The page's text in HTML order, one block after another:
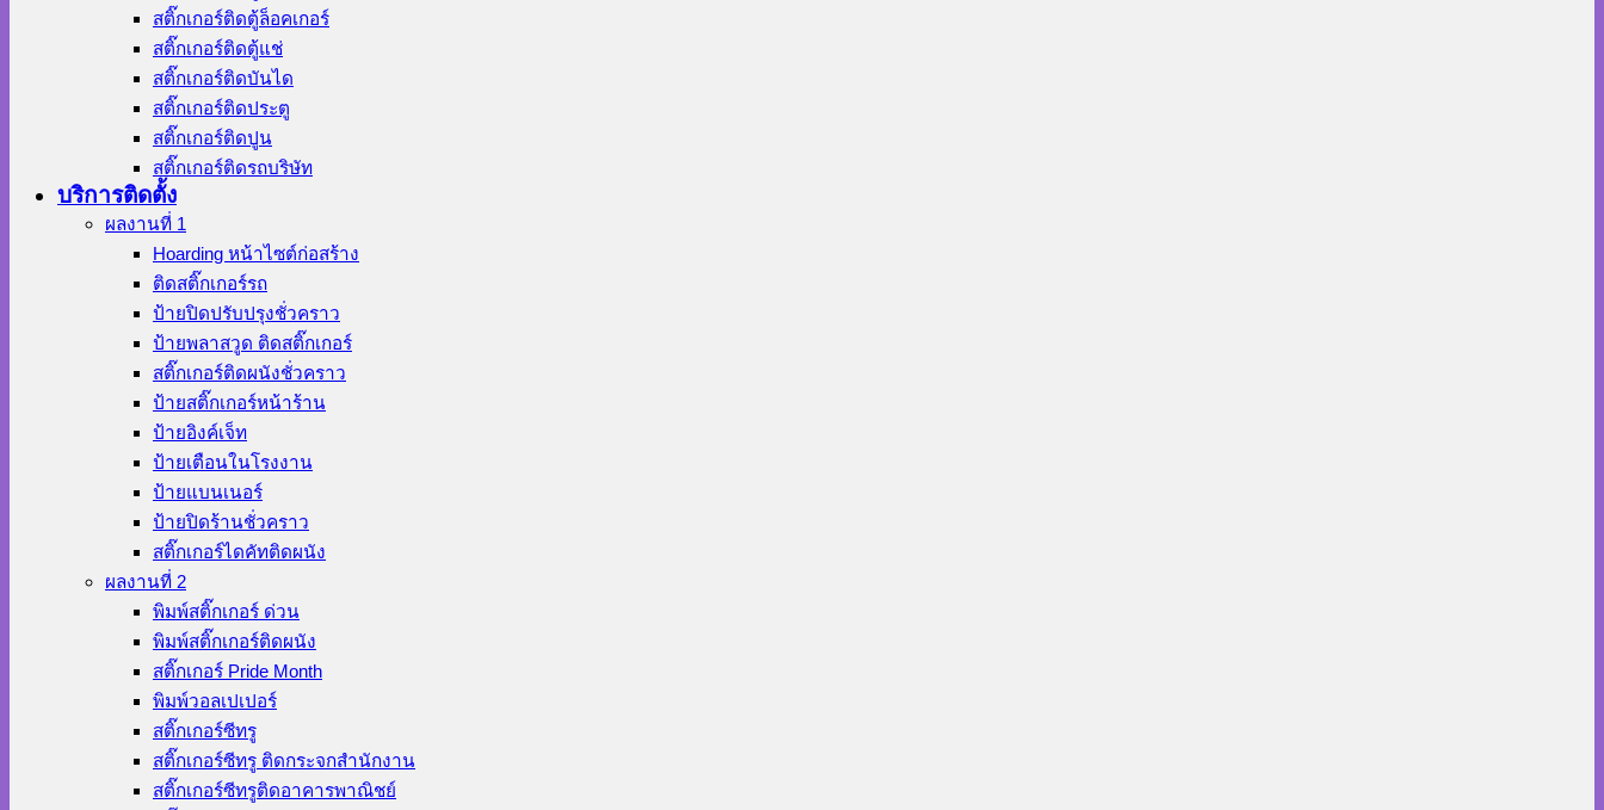
สติ๊กเกอร์ติดตู้ล็อคเกอร์
สติ๊กเกอร์ติดตู้แช่
สติ๊กเกอร์ติดบันได
สติ๊กเกอร์ติดประตู
สติ๊กเกอร์ติดปูน
สติ๊กเกอร์ติดรถบริษัท
บริการติดตั้ง
ผลงานที่ 1
Hoarding หน้าไซต์ก่อสร้าง
ติดสติ๊กเกอร์รถ
ป้ายปิดปรับปรุงชั่วคราว
ป้ายพลาสวูด ติดสติ๊กเกอร์
สติ๊กเกอร์ติดผนังชั่วคราว
ป้ายสติ๊กเกอร์หน้าร้าน
ป้ายอิงค์เจ็ท
ป้ายเตือนในโรงงาน
ป้ายแบนเนอร์
ป้ายปิดร้านชั่วคราว
สติ๊กเกอร์ไดคัทติดผนัง
ผลงานที่ 2
พิมพ์สติ๊กเกอร์ ด่วน
พิมพ์สติ๊กเกอร์ติดผนัง
สติ๊กเกอร์ Pride Month
พิมพ์วอลเปเปอร์
สติ๊กเกอร์ซีทรู
สติ๊กเกอร์ซีทรู ติดกระจกสำนักงาน
สติ๊กเกอร์ซีทรูติดอาคารพาณิชย์